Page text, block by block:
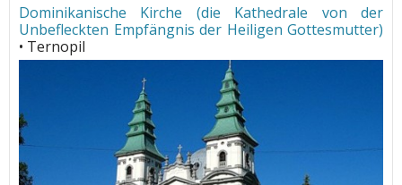
Dominikanische Kirche (die Kathedrale von der
Unbefleckten Empfängnis der Heiligen Gottesmutter)
• Ternopil